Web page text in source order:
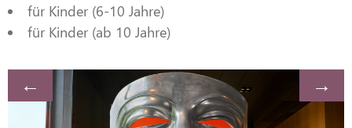
für Kinder (6-10 Jahre)
für Kinder (ab 10 Jahre)